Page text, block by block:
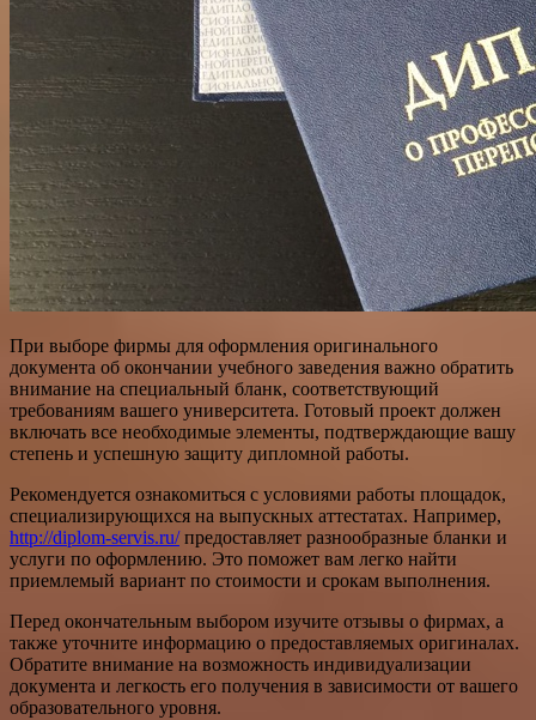
При выборе фирмы для оформления оригинального
документа об окончании учебного заведения важно обратить
внимание на специальный бланк, соответствующий
требованиям вашего университета. Готовый проект должен
включать все необходимые элементы, подтверждающие вашу
степень и успешную защиту дипломной работы.
Рекомендуется ознакомиться с условиями работы площадок,
специализирующихся на выпускных аттестатах. Например,
http://diplom-servis.ru/предоставляет разнообразные бланки и
услуги по оформлению. Это поможет вам легко найти
приемлемый вариант по стоимости и срокам выполнения.
Перед окончательным выбором изучите отзывы о фирмах, а
также уточните информацию о предоставляемых оригиналах.
Обратите внимание на возможность индивидуализации
документа и легкость его получения в зависимости от вашего
образовательного уровня.